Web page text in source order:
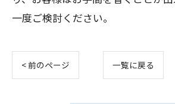
一度ご検討ください。
< 前のページ 一覧に戻る